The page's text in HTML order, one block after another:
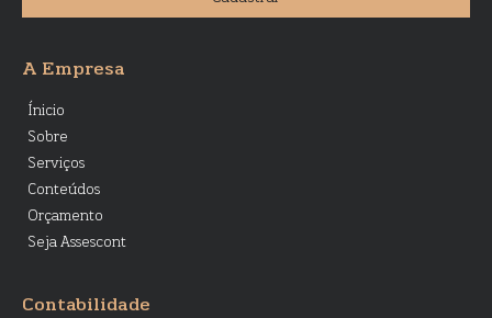
A Empresa
Ínicio
Sobre
Serviços
Conteúdos
Orçamento
Seja Assescont
Contabilidade